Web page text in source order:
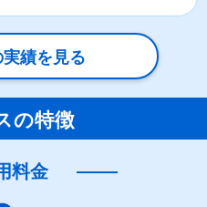
績を見る
の特徴
料金